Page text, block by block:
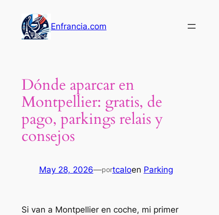
contenido
Enfrancia.com
Dónde aparcar en
Montpellier: gratis, de
pago, parkings relais y
consejos
May 28, 2026—portcaloen Parking
Si van a Montpellier en coche, mi primer